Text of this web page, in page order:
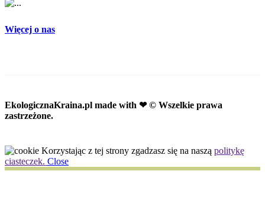
Więcej o nas
EkologicznaKraina.pl made with ❤ © Wszelkie prawa
zastrzeżone.
Korzystając z tej strony zgadzasz się na naszą politykę
ciasteczek. Close